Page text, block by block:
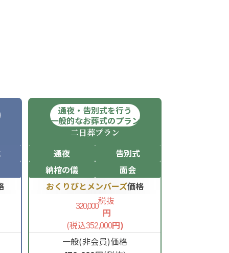
通夜・告別式を行う
一般的なお葬式のプラン
二日葬プラン
通夜
告別式
納棺の儀
面会
おくりびとメンバーズ価格
320,000税抜
円
(税込352,000円)
一般(非会員)価格